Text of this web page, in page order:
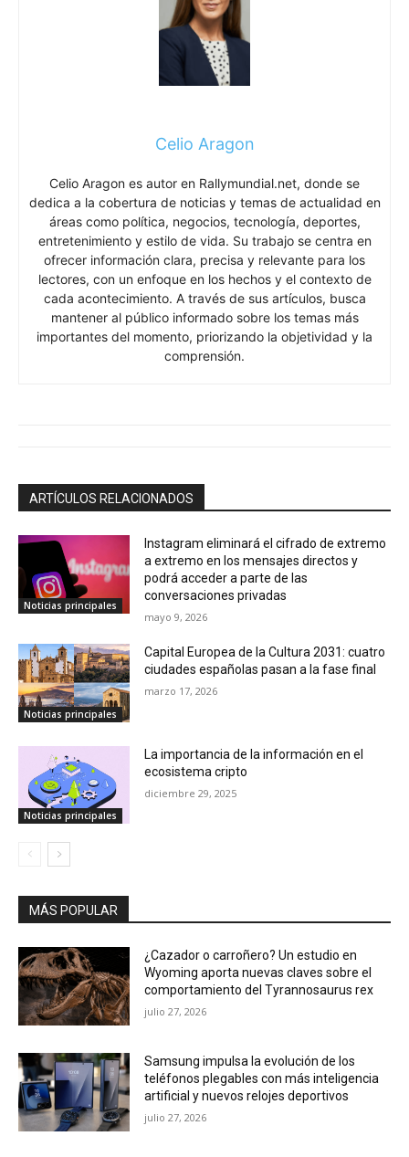
Celio Aragon
Celio Aragon es autor en Rallymundial.net, donde se
dedica a la cobertura de noticias y temas de actualidad en
áreas como política, negocios, tecnología, deportes,
entretenimiento y estilo de vida. Su trabajo se centra en
ofrecer información clara, precisa y relevante para los
lectores, con un enfoque en los hechos y el contexto de
cada acontecimiento. A través de sus artículos, busca
mantener al público informado sobre los temas más
importantes del momento, priorizando la objetividad y la
comprensión.
ARTÍCULOS RELACIONADOS
Noticias principales
Instagram eliminará el cifrado de extremo
a extremo en los mensajes directos y
podrá acceder a parte de las
conversaciones privadas
mayo 9, 2026
Noticias principales
Capital Europea de la Cultura 2031: cuatro
ciudades españolas pasan a la fase final
marzo 17, 2026
Noticias principales
La importancia de la información en el
ecosistema cripto
diciembre 29, 2025
MÁS POPULAR
¿Cazador o carroñero? Un estudio en
Wyoming aporta nuevas claves sobre el
comportamiento del Tyrannosaurus rex
julio 27, 2026
Samsung impulsa la evolución de los
teléfonos plegables con más inteligencia
artificial y nuevos relojes deportivos
julio 27, 2026